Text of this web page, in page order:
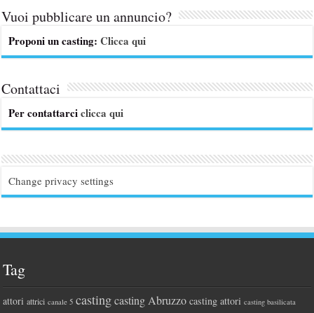
Vuoi pubblicare un annuncio?
Proponi un casting:Clicca qui
Contattaci
Per contattarciclicca qui
Change privacy settings
Tag
attori attrici canale 5 casting casting Abruzzo casting attori casting basilicata